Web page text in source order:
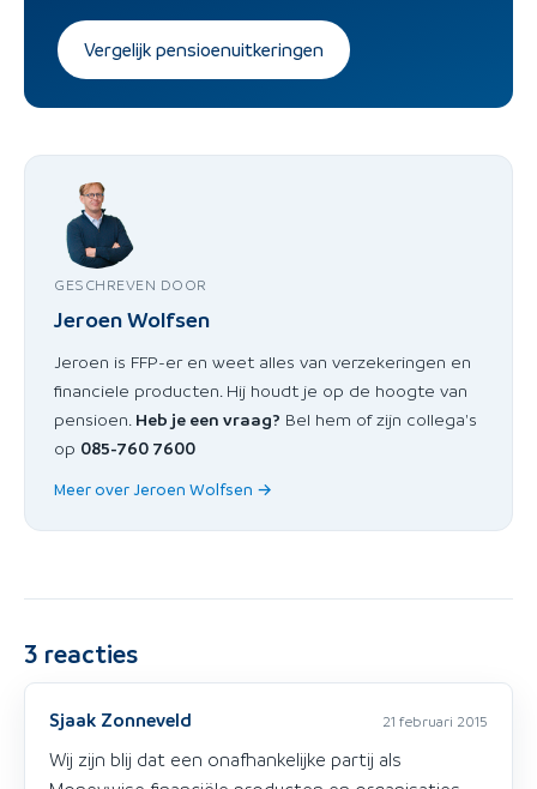
Vergelijk pensioenuitkeringen
GESCHREVEN DOOR
Jeroen Wolfsen
Jeroen is FFP-er en weet alles van verzekeringen en
financiele producten. Hij houdt je op de hoogte van
pensioen. Heb je een vraag? Bel hem of zijn collega's
op 085-760 7600
Meer over Jeroen Wolfsen →
3 reacties
Sjaak Zonneveld 21 februari 2015
Wij zijn blij dat een onafhankelijke partij als